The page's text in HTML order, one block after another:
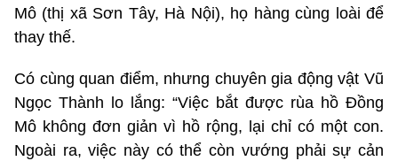
Mô (thị xã Sơn Tây, Hà Nội), họ hàng cùng loài để
thay thế.
Có cùng quan điểm, nhưng chuyên gia động vật Vũ
Ngọc Thành lo lắng: “Việc bắt được rùa hồ Đồng
Mô không đơn giản vì hồ rộng, lại chỉ có một con.
Ngoài ra, việc này có thể còn vướng phải sự cản